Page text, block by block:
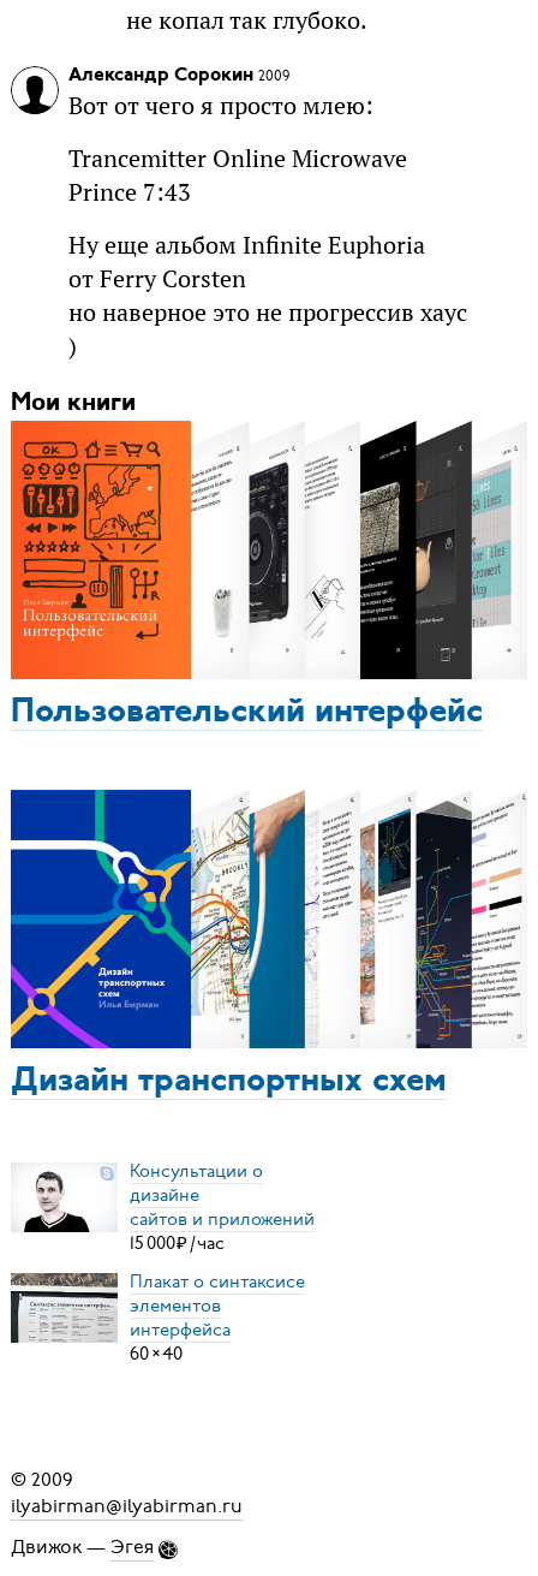
не копал так глубоко.
Александр Сорокин 2009
Вот от чего я просто млею:
Trancemitter Online Microwave
Prince 7:43
Ну еще альбом Infinite Euphoria
от Ferry Corsten
но наверное это не прогрессив хаус
)
Мои книги
Пользовательский интерфейс
Дизайн транспортных схем
Консультации о
дизайне
сайтов и приложений
15000₽ /час
Плакат о синтаксисе
элементов
интерфейса
60×40
© 2009
ilyabirman@ilyabirman.ru
Движок — Эгея